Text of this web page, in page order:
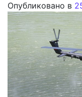
Опубликовано в